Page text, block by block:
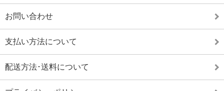
お問い合わせ
支払い方法について
配送方法･送料について